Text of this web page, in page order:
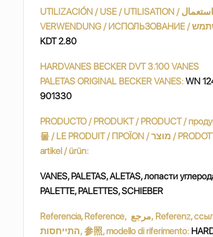
UTILIZACIÓN / USE / UTILISATION / استعمال / UTILIZZO /
KDT 2.80
HARDVANES BECKER DVT 3.100 VANES
PALETAS ORIGINAL BECKER VANES: WN
901330
PRODUCTO / PRODUKT / PRODUCT /
물 / LE PRODUIT / ΠΡΟΪΟΝ / מוצר / PRODOTTO / 製品 /
artikel / ürün:
VANES, PALETAS, ALETAS, лопасти
PALETTE, PALETTES, SCHIEBER
Referencia, Reference, مرجع, Referenz, ссылочный номер,
התייחסות, 参照, modello di riferimento: